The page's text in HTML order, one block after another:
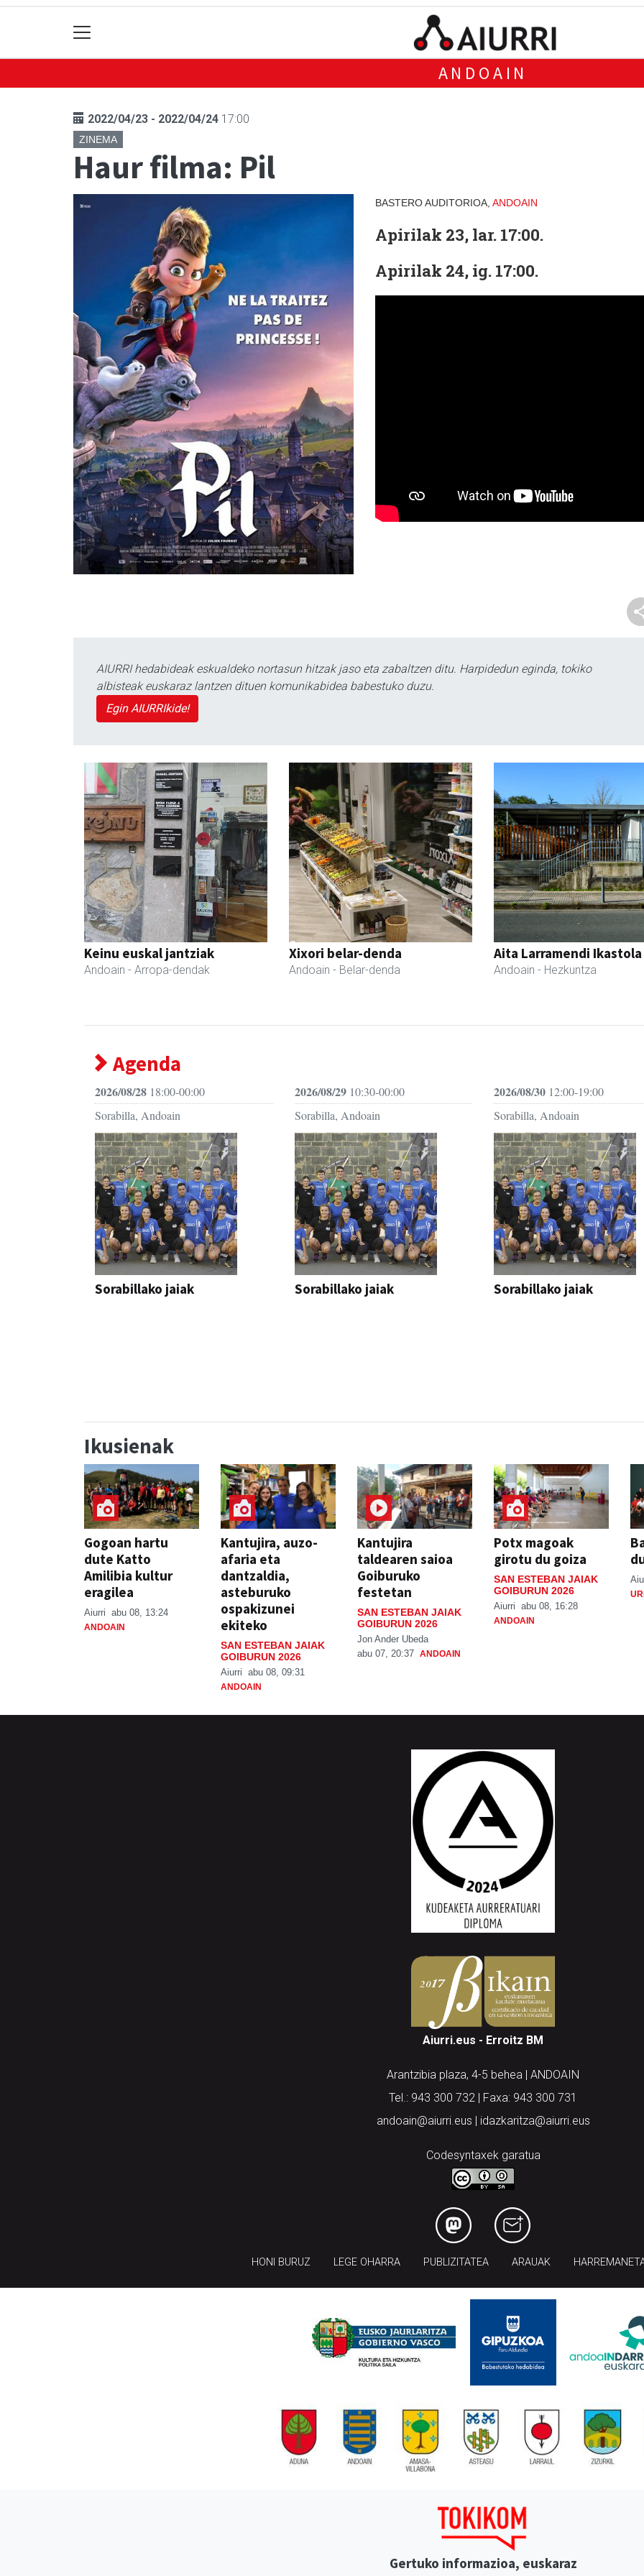
ANDOAIN
2022/04/23 - 2022/04/24 17:00
ZINEMA
Haur filma: Pil
BASTERO AUDITORIOA, ANDOAIN
Apirilak 23, lar. 17:00.
Apirilak 24, ig. 17:00.
AIURRI hedabideak eskualdeko nortasun hitzak jaso eta zabaltzen ditu. Harpidedun eginda, tokiko
albisteak euskaraz lantzen dituen komunikabidea babestuko duzu.
Egin AIURRIkide!
Keinu euskal jantziak
Andoain - Arropa-dendak
Xixori belar-denda
Andoain - Belar-denda
Aita Larramendi Ikastola
Andoain - Hezkuntza
Agenda
2026/08/28 18:00-00:00
Sorabilla, Andoain
Sorabillako jaiak
2026/08/2910:30-00:00
Sorabilla, Andoain
Sorabillako jaiak
2026/08/30 12:00-19:00
Sorabilla, Andoain
Sorabillako jaiak
Ikusienak
Gogoan hartu
dute Katto
Amilibia kultur
eragilea
Aiurri abu 08, 13:24
ANDOAIN
Kantujira, auzo-
afaria eta
dantzaldia,
asteburuko
ospakizunei
ekiteko
SAN ESTEBAN JAIAK
GOIBURUN 2026
Aiurri abu 08, 09:31
ANDOAIN
Kantujira
taldearen saioa
Goiburuko
festetan
SAN ESTEBAN JAIAK
GOIBURUN 2026
Jon Ander Ubeda
abu 07, 20:37 ANDOAIN
Potx magoak
girotu du goiza
SAN ESTEBAN JAIAK
GOIBURUN 2026
Aiurri abu 08, 16:28
ANDOAIN
Aiurri.eus - Erroitz BM
Arantzibia plaza, 4-5 behea | ANDOAIN
Tel.: 943 300 732 | Faxa: 943 300 731
andoain@aiurri.eus | idazkaritza@aiurri.eus
Codesyntaxek garatua
HONI BURUZ LEGE OHARRA PUBLIZITATEA ARAUAK
Gertuko informazioa, euskaraz